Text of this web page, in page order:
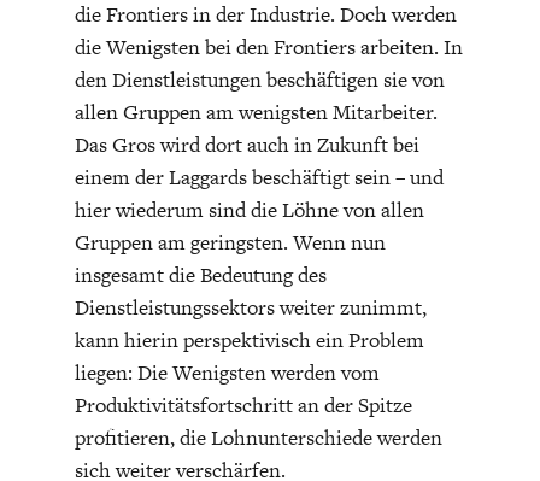
die Frontiers in der Industrie. Doch werden
die Wenigsten bei den Frontiers arbeiten. In
den Dienstleistungen beschäftigen sie von
allen Gruppen am wenigsten Mitarbeiter.
Das Gros wird dort auch in Zukunft bei
einem der Laggards beschäftigt sein – und
hier wiederum sind die Löhne von allen
Gruppen am geringsten. Wenn nun
insgesamt die Bedeutung des
Dienstleistungssektors weiter zunimmt,
kann hierin perspektivisch ein Problem
liegen: Die Wenigsten werden vom
Produktivitätsfortschritt an der Spitze
profitieren, die Lohnunterschiede werden
sich weiter verschärfen.